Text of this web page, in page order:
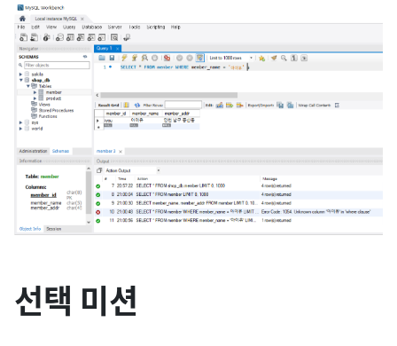
선택 미션